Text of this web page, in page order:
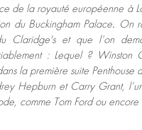
de la royauté européenne à
du Buckingham Palace. On
Claridge's et que l’on
: Lequel ?Winston
la première suite Penthouse
Hepburn et Carry Grant,
comme Tom Ford ou encore